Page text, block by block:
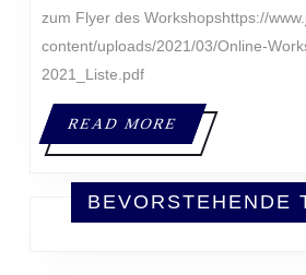
zum Flyer des Workshopshttps://
content/uploads/2021/03/Online-
2021_Liste.pdf
READ MOREREAD
MORE
BEVORSTEHENDE